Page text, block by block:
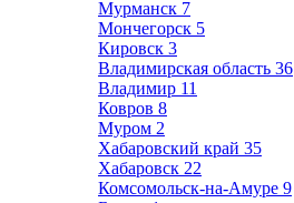
Мурманск 7
Мончегорск 5
Кировск 3
Владимирская область 36
Владимир 11
Ковров 8
Муром 2
Хабаровский край 35
Хабаровск 22
Комсомольск-на-Амуре 9